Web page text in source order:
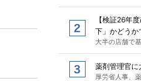
【検証26年
下」かどうか
大半の店舗で
薬剤管理官に
厚労省人事、